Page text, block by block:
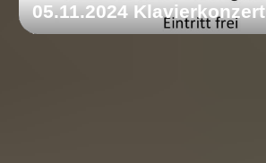
05.11.2024 Klavierkonzert